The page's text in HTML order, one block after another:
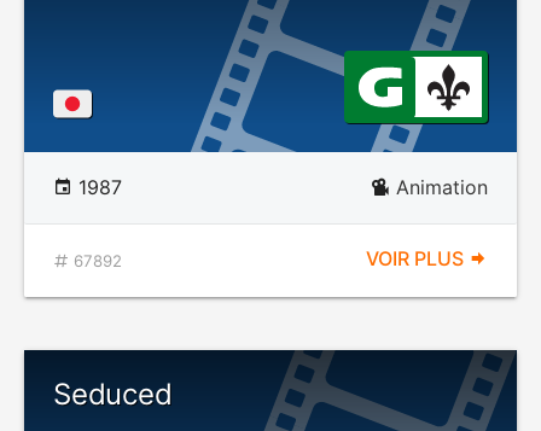
1987 Animation
67892 VOIR PLUS
Seduced